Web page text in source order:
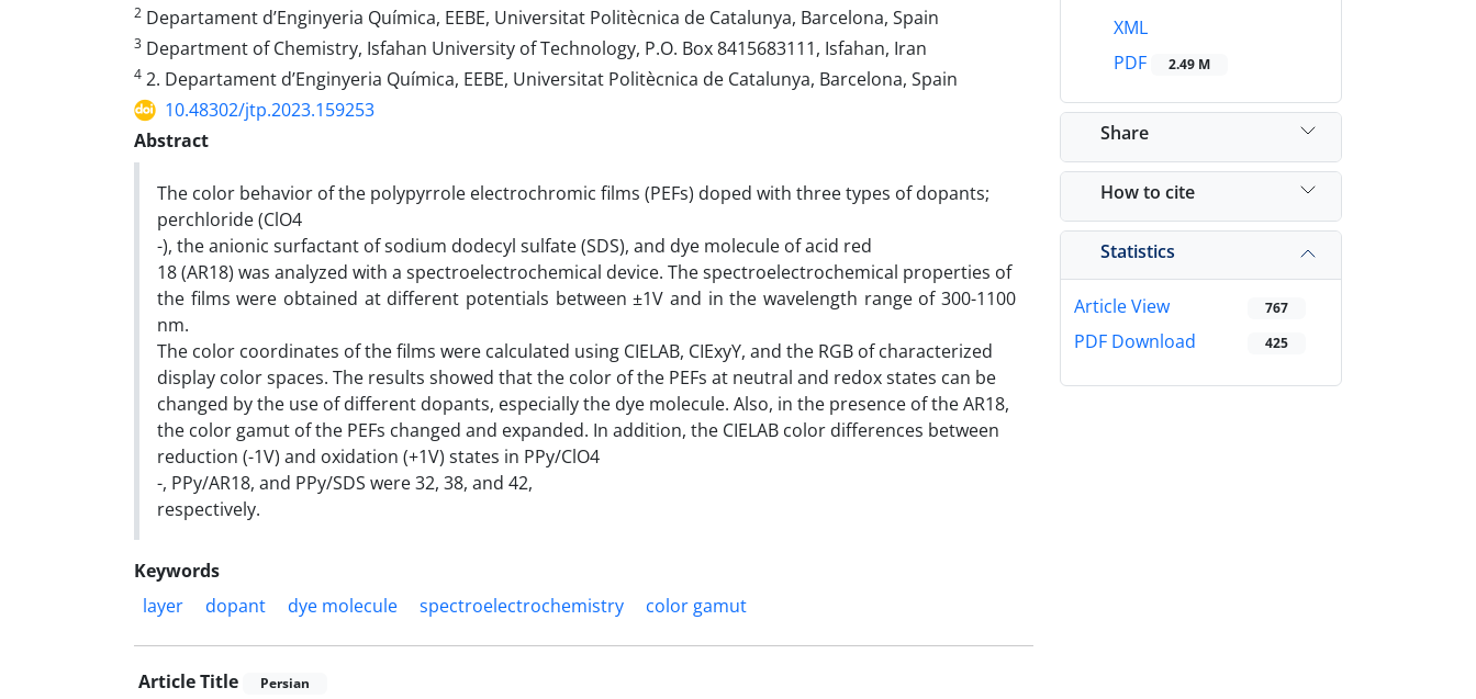
2 Departament d’Enginyeria Química, EEBE, Universitat Politècnica de Catalunya, Barcelona, Spain
3 Department of Chemistry, Isfahan University of Technology, P.O. Box 8415683111, Isfahan, Iran
4 2. Departament d’Enginyeria Química, EEBE, Universitat Politècnica de Catalunya, Barcelona, Spain
10.48302/jtp.2023.159253
Abstract
The color behavior of the polypyrrole electrochromic films (PEFs) doped with three types of dopants;
perchloride (ClO4
-), the anionic surfactant of sodium dodecyl sulfate (SDS), and dye molecule of acid red
18 (AR18) was analyzed with a spectroelectrochemical device. The spectroelectrochemical properties of
the films were obtained at different potentials between ±1V and in the wavelength range of 300-1100
nm.
The color coordinates of the films were calculated using CIELAB, CIExyY, and the RGB of characterized
display color spaces. The results showed that the color of the PEFs at neutral and redox states can be
changed by the use of different dopants, especially the dye molecule. Also, in the presence of the AR18,
the color gamut of the PEFs changed and expanded. In addition, the CIELAB color differences between
reduction (-1V) and oxidation (+1V) states in PPy/ClO4
-, PPy/AR18, and PPy/SDS were 32, 38, and 42,
respectively.
Keywords
layer
dopant dye molecule spectroelectrochemistry color gamut
Article Title Persian
XML
PDF
2.49 M
Share
How to cite
Statistics
Article View 767
PDF Download 425